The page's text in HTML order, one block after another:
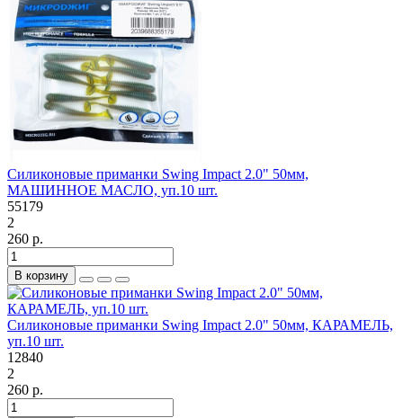
Силиконовые приманки Swing Impact 2.0" 50мм,
МАШИННОЕ МАСЛО, уп.10 шт.
55179
2
260 р.
В корзину
Силиконовые приманки Swing Impact 2.0" 50мм, КАРАМЕЛЬ,
уп.10 шт.
12840
2
260 р.